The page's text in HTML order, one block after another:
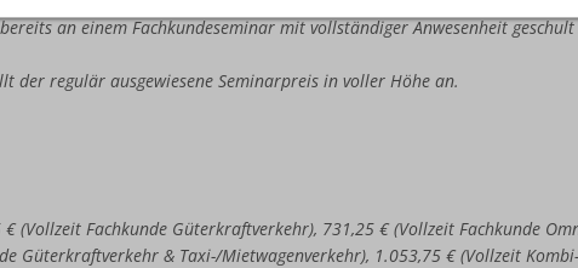
an einem Fachkundeseminar mit vollständiger Anwesenheit
der regulär ausgewiesene Seminarpreis in voller Höhe an.
Fachkunde Güterkraftverkehr), 731,25 € (Vollzeit Fachkunde
Güterkraftverkehr & Taxi-/Mietwagenverkehr), 1.053,75 € (Vollzeit